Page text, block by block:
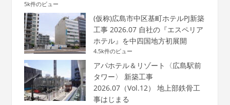
5k件のビュー
(仮称)広島市中区基町ホテルPJ新築
工事 2026.07 自社の『エスペリア
ホテル』を中四国地方初展開
4.5k件のビュー
アパホテル＆リゾート〈広島駅前
タワー〉 新築工事
2026.07（Vol.12） 地上部鉄骨工
事はじまる